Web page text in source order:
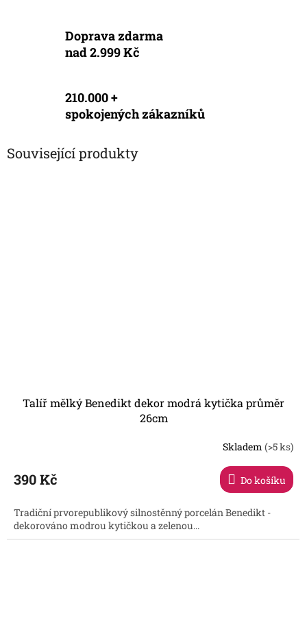
Doprava zdarma
nad 2.999 Kč
210.000 +
spokojených zákazníků
Související produkty
Talíř mělký Benedikt dekor modrá kytička průměr
26cm
Skladem (>5 ks)
390 Kč Do košíku
Tradiční prvorepublikový silnostěnný porcelán Benedikt -
dekorováno modrou kytičkou a zelenou...